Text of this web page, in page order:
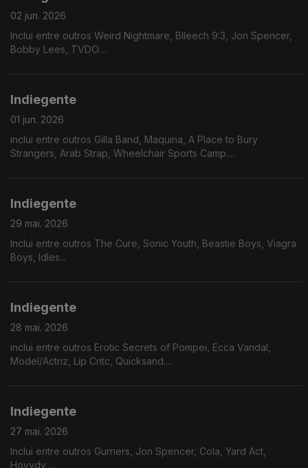
02 jun. 2026
Inclui entre outros Weird Nightmare, Blleech 9:3, Jon Spencer,
Bobby Lees, TVDO....
Indiegente
01 jun. 2026
inclui entre outros Gilla Band, Maquina, A Place to Bury
Strangers, Arab Strap, Wheelchair Sports Camp....
Indiegente
29 mai. 2026
Inclui entre outros The Cure, Sonic Youth, Beastie Boys, Viagra
Boys, Idles...
Indiegente
28 mai. 2026
inclui entre outros Erotic Secrets of Pompei, Ecca Vandal,
Model/Actriz, Lip Critc, Quicksand....
Indiegente
27 mai. 2026
Inclui entre outros Gurriers, Jon Spencer, Cola, Yard Act,
Hovvdy,....